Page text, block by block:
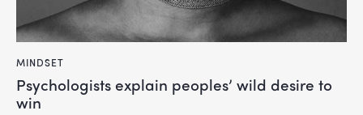
MINDSET
Psychologists explain peoples’ wild desire to
win